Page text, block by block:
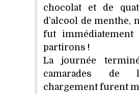
chocolat et de
d’alcool de menthe,
fut
partirons !
La journée
camarades de
chargement furent